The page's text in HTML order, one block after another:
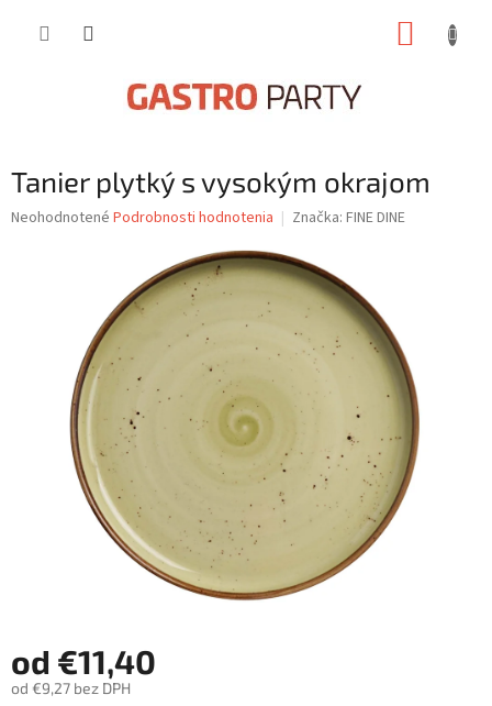
Tanier plytký s vysokým okrajom
Priemerné
hviezdičiek.
Neohodnotené Podrobnosti hodnotenia Značka: FINE DINE
od €11,40
od €9,27 bez DPH